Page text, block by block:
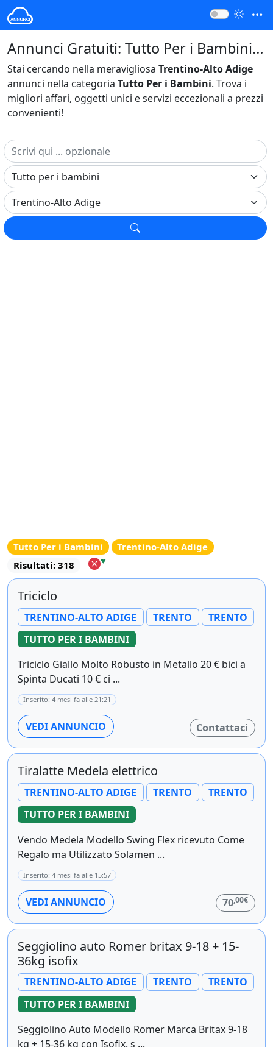
Annunci Gratuiti: Tutto Per i Bambini Trentino-Alto Adige Italia
Stai cercando nella meravigliosa Trentino-Alto Adige
annunci nella categoria Tutto Per i Bambini. Trova i
migliori affari, oggetti unici e servizi eccezionali a prezzi
convenienti!
Tutto Per i Bambini
Trentino-Alto Adige
Risultati: 318
♥
Triciclo
TRENTINO-ALTO ADIGE TRENTO
TRENTO
TUTTO PER I BAMBINI
Triciclo Giallo Molto Robusto in Metallo 20 € bici a
Spinta Ducati 10 € ci ...
Inserito: 4 mesi fa alle 21:21
VEDI ANNUNCIO Contattaci
Tiralatte Medela elettrico
TRENTINO-ALTO ADIGE TRENTO
TRENTO
TUTTO PER I BAMBINI
Vendo Medela Modello Swing Flex ricevuto Come
Regalo ma Utilizzato Solamen ...
Inserito: 4 mesi fa alle 15:57
VEDI ANNUNCIO 70,00€
Seggiolino auto Romer britax 9-18 + 15-
36kg isofix
TRENTINO-ALTO ADIGE TRENTO
TRENTO
TUTTO PER I BAMBINI
Seggiolino Auto Modello Romer Marca Britax 9-18
kg + 15-36 kg con Isofix. s ...